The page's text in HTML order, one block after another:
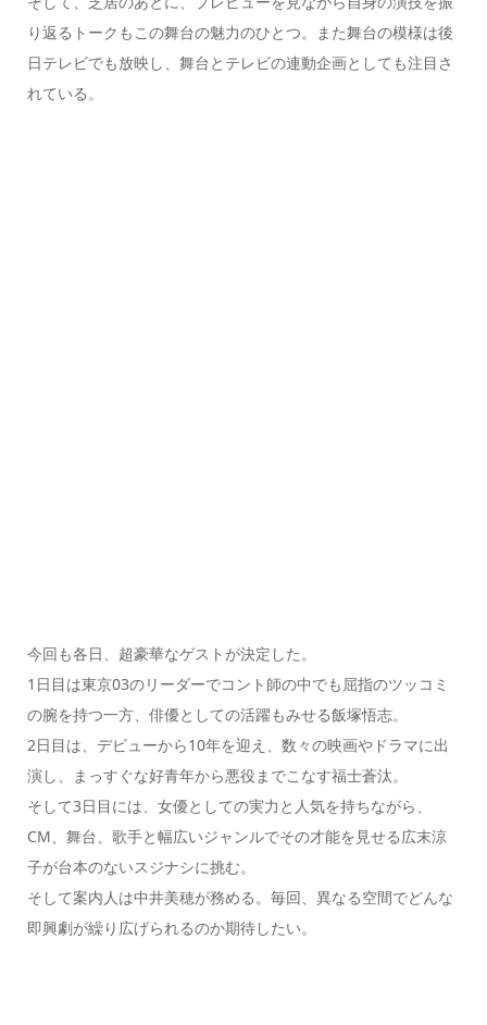
り返るトークもこの舞台の魅力のひとつ。また舞台の模様は後
日テレビでも放映し、舞台とテレビの連動企画としても注目さ
れている。
今回も各日、超豪華なゲストが決定した。
1日目は東京03のリーダーでコント師の中でも屈指のツッコミ
の腕を持つ一方、俳優としての活躍もみせる飯塚悟志。
2日目は、デビューから10年を迎え、数々の映画やドラマに出
演し、まっすぐな好青年から悪役までこなす福士蒼汰。
そして3日目には、女優としての実力と人気を持ちながら、
CM、舞台、歌手と幅広いジャンルでその才能を見せる広末涼
子が台本のないスジナシに挑む。
そして案内人は中井美穂が務める。毎回、異なる空間でどんな
即興劇が繰り広げられるのか期待したい。